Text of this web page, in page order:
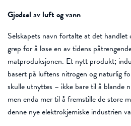
Gjødsel av luft og vann
Selskapets navn fortalte at det
grep for å løse en av tidens
matproduksjonen. Et nytt produkt;
basert på luftens nitrogen og naturlig
skulle utnyttes – ikke bare til å blande
men enda mer til å fremstille de store
denne nye elektrokjemiske industrien